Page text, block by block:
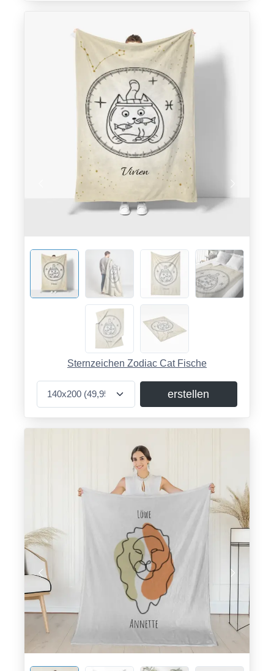
Sternzeichen Zodiac Cat Fische
erstellen